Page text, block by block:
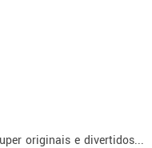
originais e divertidos...